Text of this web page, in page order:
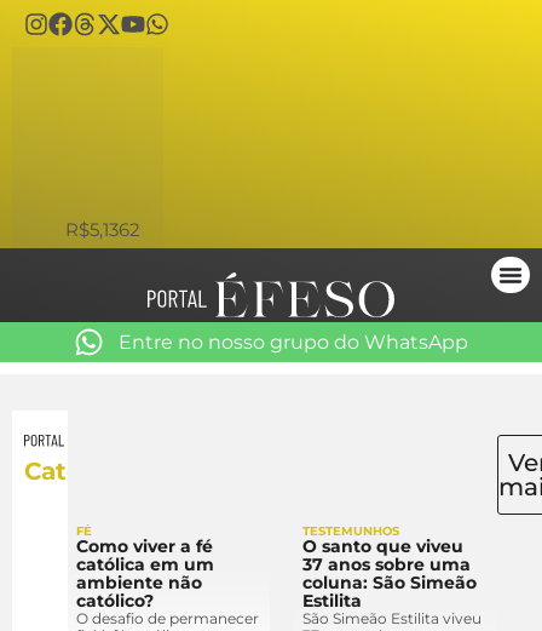
R$5,1362
Entre no nosso grupo do WhatsApp
Católico
FÉ
Como viver a fé
católica em um
ambiente não
católico?
O desafio de permanecer
TESTEMUNHOS
O santo que viveu
37 anos sobre uma
coluna: São Simeão
Estilita
São Simeão Estilita viveu